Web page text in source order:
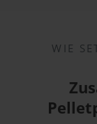
WIE